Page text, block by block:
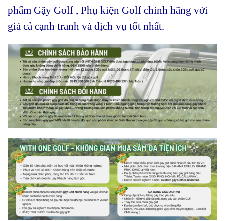
phẩm Gậy Golf , Phụ kiện Golf chính hãng với
giá cả cạnh tranh và dịch vụ tốt nhất.